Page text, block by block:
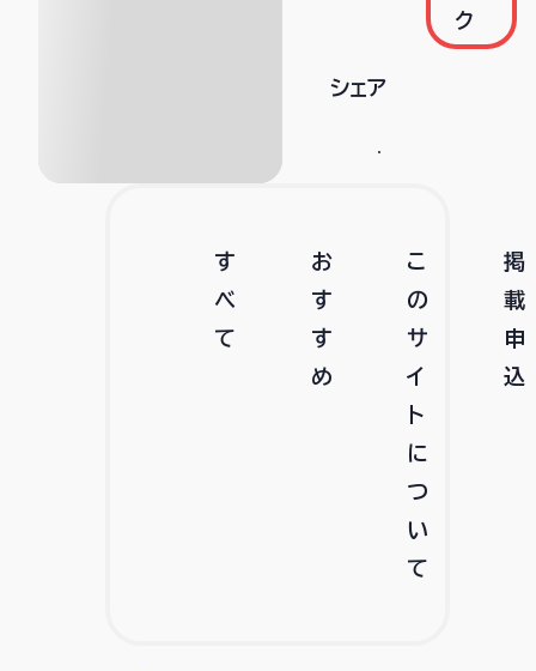
ク
シェア
す
べ
て
お
す
す
め
こ
の
サ
イ
ト
に
つ
い
て
掲
載
申
込